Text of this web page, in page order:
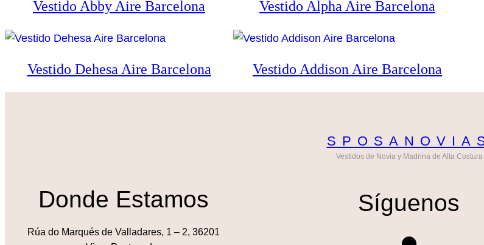
Vestido Abby Aire Barcelona Vestido Alpha Aire Barcelona
Vestido Dehesa Aire Barcelona Vestido Addison Aire Barcelona
Vestidos de Novia y Madrina de Alta Costura
Donde Estamos
Rúa do Marqués de Valladares, 1 – 2, 36201
Síguenos